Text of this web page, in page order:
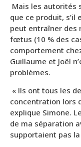
Mais les autorités
que ce produit,
peut entraîner des
fœtus (10 % des
comportement
Guillaume et Joël
problèmes.
« Ils ont tous les
concentration lors
explique Simone.
de ma séparation
supportaient pas